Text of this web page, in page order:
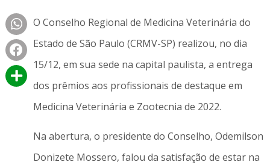
O Conselho Regional de Medicina Veterinária do
Estado de São Paulo (CRMV-SP) realizou, no dia
15/12, em sua sede na capital paulista, a entrega
dos prêmios aos profissionais de destaque em
Medicina Veterinária e Zootecnia de 2022.
Na abertura, o presidente do Conselho, Odemilson
Donizete Mossero, falou da satisfação de estar na